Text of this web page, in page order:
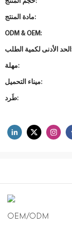
مادة المنتج:
ODM & OEM:
الطلب:
مهلة:
ميناء التحميل:
طَرد:
OEM/ODM